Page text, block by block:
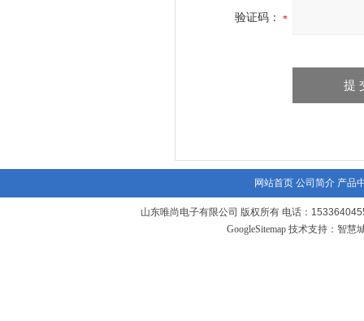
验证码：
网站首页 公司简介 产品
山东唯尚电子有限公司 版权所有 电话：
GoogleSitemap技术支持： 智慧